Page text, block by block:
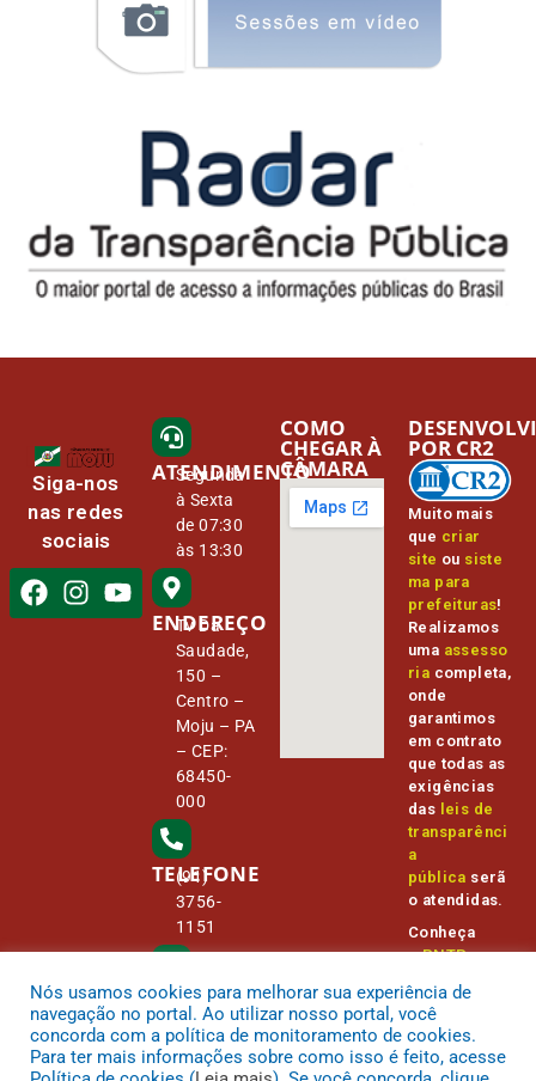
Siga-nos
nas redes
sociais
ATENDIMENTO
Segunda
à Sexta
de 07:30
às 13:30
ENDEREÇO
Tv Da
Saudade,
150 –
Centro –
Moju – PA
– CEP:
68450-
000
TELEFONE
(91)
3756-
1151
E-MAIL
camara@
cmmoju.p
a.gov.br
COMO
CHEGAR À
CÂMARA
Muito mais
que criar
site ou siste
ma para
prefeituras!
Realizamos
uma assesso
ria completa,
onde
garantimos
em contrato
que todas as
exigências
das leis de
transparênci
a
pública serã
o atendidas.
Conheça
oPNTPe
Transparênc
ia Pública
POR CR2
Nós usamos cookies para melhorar sua experiência de
navegação no portal. Ao utilizar nosso portal, você
concorda com a política de monitoramento de cookies.
Para ter mais informações sobre como isso é feito, acesse